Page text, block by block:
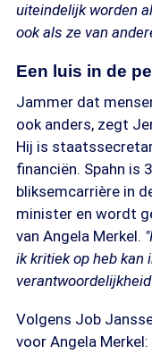
uiteindelijk worden
ook als ze van
Een luis in de
Jammer dat
ook anders, zegt
Hij is
financiën. Spahn is
bliksemcarrière in
minister en wordt
van Angela Merkel.
ik kritiek op heb kan
Volgens Job
voor Angela Merkel: